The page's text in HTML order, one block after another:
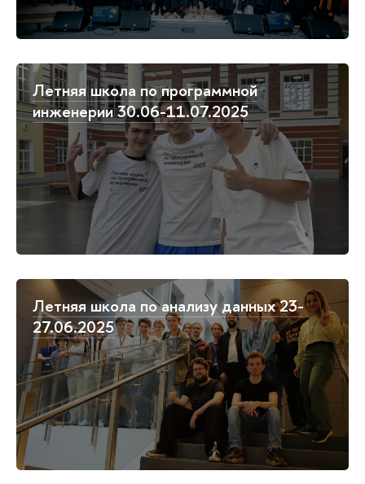
Летняя школа по программной
инженерии 30.06-11.07.2025
Летняя школа по анализу данных 23-
27.06.2025